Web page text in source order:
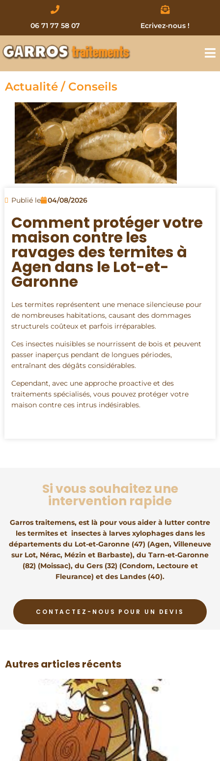
06 71 77 58 07 Ecrivez-nous !
Actualité / Conseils
Publié le 04/08/2026
Comment protéger votre
maison contre les
ravages des termites à
Agen dans le Lot-et-
Garonne
Les termites représentent une menace silencieuse pour
de nombreuses habitations, causant des dommages
structurels coûteux et parfois irréparables.
Ces insectes nuisibles se nourrissent de bois et peuvent
passer inaperçus pendant de longues périodes,
entraînant des dégâts considérables.
Cependant, avec une approche proactive et des
traitements spécialisés, vous pouvez protéger votre
maison contre ces intrus indésirables.
Si vous souhaitez une
intervention rapide
Garros traitemens, est là pour vous aider à lutter contre
les termites et insectes à larves xylophages dans les
départements du Lot-et-Garonne (47) (Agen, Villeneuve
sur Lot, Nérac, Mézin et Barbaste), du Tarn-et-Garonne
(82) (Moissac), du Gers (32) (Condom, Lectoure et
Fleurance) et des Landes (40).
CONTACTEZ-NOUS POUR UN DEVIS
Autres articles récents